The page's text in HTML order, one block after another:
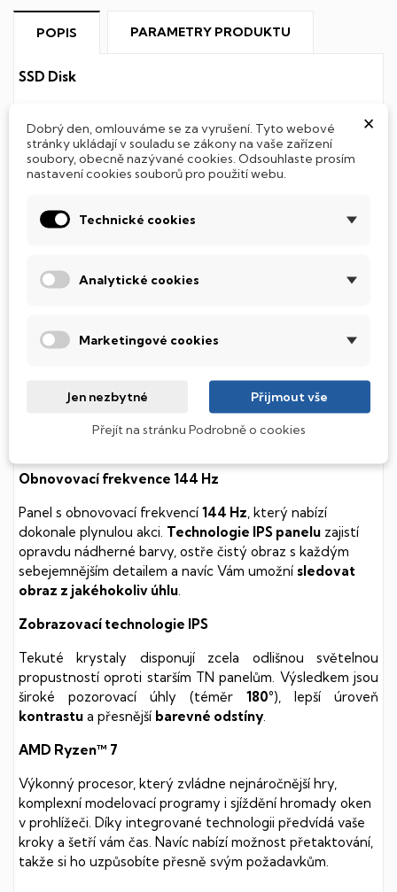
POPIS PARAMETRY PRODUKTU
SSD Disk
diskem, který na rozdíl od starších magnetických HDD
(Hard Disk Drive) disků nedisponuje žádnými pohyblivými
součástmi a je tak mnohem méně náchylný
soustavy je tento disk mnohem
mnohem
rychlejšípráci s daty.
stále však decentně, aby nikterak nedráždily Váš zrak.
Herní počítač s kvalitní klávesnicí a 3D zvukem, který
utáhne i ty nejnáročnější hry. Navíc v kompaktním
Obnovovací frekvence 144 Hz
Panel s obnovovací frekvencí 144 Hz , který nabízí
dokonale plynulou akci. Technologie IPS panelu zajistí
opravdu nádherné barvy, ostře čistý obraz s každým
sebejemnějším detailem a navíc Vám umožní sledovat
obraz z jakéhokoliv úhlu
Zobrazovací technologie IPS
Tekuté krystaly disponují zcela odlišnou světelnou
propustností oproti starším TN panelům. Výsledkem jsou
široké pozorovací úhly (téměr 180°), lepší úroveň
kontrastu a přesnější barevné odstíny
AMD Ryzen™ 7
Výkonný procesor, který zvládne nejnáročnější hry,
komplexní modelovací programy i sjíždění hromady oken
v prohlížeči. Díky integrované technologii předvídá vaše
kroky a šetří vám čas. Navíc nabízí možnost přetaktování,
takže si ho uzpůsobíte přesně svým požadavkům.
×
Dobrý den, omlouváme se za vyrušení. Tyto webové
stránky ukládají v souladu se zákony na vaše zařízení
soubory, obecně nazývané cookies. Odsouhlaste prosím
nastavení cookies souborů pro použití webu.
Technické cookies
Analytické cookies
Marketingové cookies
Jen nezbytné Přijmout vše
Přejít na stránku Podrobně o cookies